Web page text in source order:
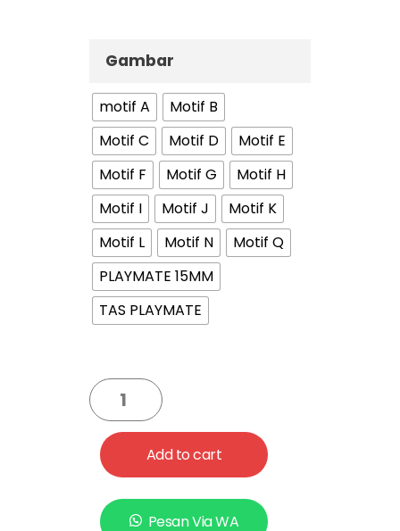
Gambar
motif A
Motif B
Motif C
Motif D
Motif E
Motif F
Motif G
Motif H
Motif I
Motif J
Motif K
Motif L
Motif N
Motif Q
PLAYMATE 15MM
TAS PLAYMATE
Add to cart
Pesan Via WA